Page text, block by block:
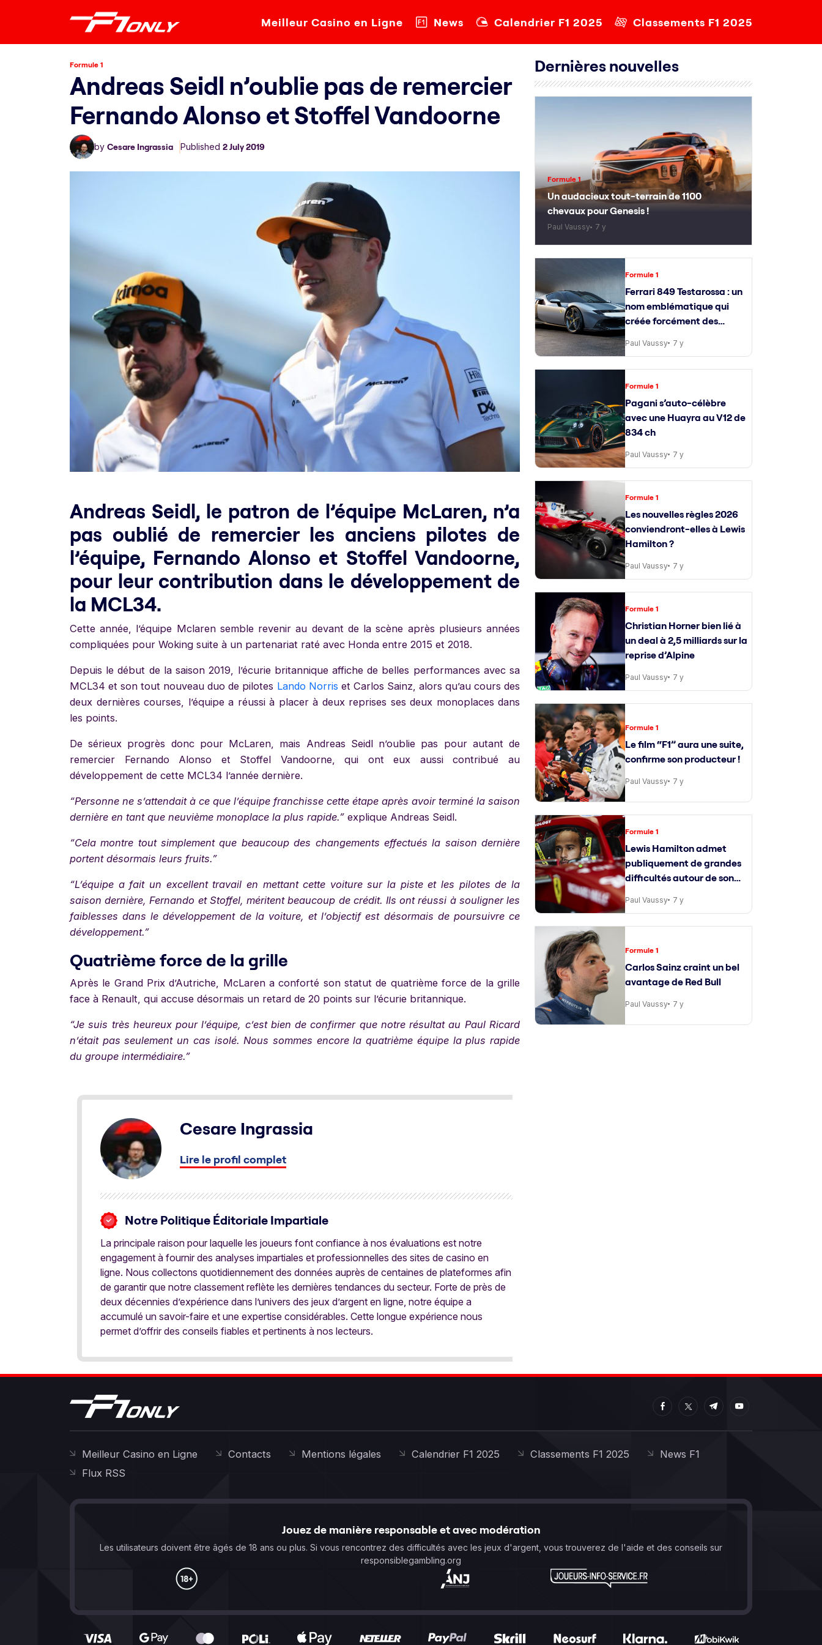
Meilleur Casino en Ligne News Calendrier F1 2025 Classements F1 2025
Formule 1
Andreas Seidl n’oublie pas de remercier
Fernando Alonso et Stoffel Vandoorne
by Cesare Ingrassia Published 2 July 2019
Andreas Seidl, le patron de l’équipe McLaren, n’a
pas oublié de remercier les anciens pilotes de
l’équipe, Fernando Alonso et Stoffel Vandoorne,
pour leur contribution dans le développement de
la MCL34.
Cette année, l’équipe Mclaren semble revenir au devant de la scène après plusieurs années
compliquées pour Woking suite à un partenariat raté avec Honda entre 2015 et 2018.
Depuis le début de la saison 2019, l’écurie britannique affiche de belles performances avec sa
MCL34 et son tout nouveau duo de pilotes Lando Norris et Carlos Sainz, alors qu’au cours des
deux dernières courses, l’équipe a réussi à placer à deux reprises ses deux monoplaces dans
les points.
De sérieux progrès donc pour McLaren, mais Andreas Seidl n’oublie pas pour autant de
remercier Fernando Alonso et Stoffel Vandoorne, qui ont eux aussi contribué au
développement de cette MCL34 l’année dernière.
“Personne ne s’attendait à ce que l’équipe franchisse cette étape après avoir terminé la saison
dernière en tant que neuvième monoplace la plus rapide.” explique Andreas Seidl.
“Cela montre tout simplement que beaucoup des changements effectués la saison dernière
portent désormais leurs fruits.”
“L’équipe a fait un excellent travail en mettant cette voiture sur la piste et les pilotes de la
saison dernière, Fernando et Stoffel, méritent beaucoup de crédit. Ils ont réussi à souligner les
faiblesses dans le développement de la voiture, et l’objectif est désormais de poursuivre ce
développement.”
Quatrième force de la grille
Après le Grand Prix d’Autriche, McLaren a conforté son statut de quatrième force de la grille
face à Renault, qui accuse désormais un retard de 20 points sur l’écurie britannique.
“Je suis très heureux pour l’équipe, c’est bien de confirmer que notre résultat au Paul Ricard
n’était pas seulement un cas isolé. Nous sommes encore la quatrième équipe la plus rapide
du groupe intermédiaire.”
Cesare Ingrassia
Lire le profil complet
Notre Politique Éditoriale Impartiale
La principale raison pour laquelle les joueurs font confiance à nos évaluations est notre
engagement à fournir des analyses impartiales et professionnelles des sites de casino en
ligne. Nous collectons quotidiennement des données auprès de centaines de plateformes afin
de garantir que notre classement reflète les dernières tendances du secteur. Forte de près de
deux décennies d’expérience dans l’univers des jeux d’argent en ligne, notre équipe a
accumulé un savoir-faire et une expertise considérables. Cette longue expérience nous
permet d’offrir des conseils fiables et pertinents à nos lecteurs.
Dernières nouvelles
Formule 1
Un audacieux tout-terrain de 1100
chevaux pour Genesis !
Paul Vaussy 7 y
Formule 1
Ferrari 849 Testarossa : un
nom emblématique qui
créée forcément des
attentes
Paul Vaussy 7 y
Formule 1
Pagani s’auto-célèbre
avec une Huayra au V12 de
834 ch
Paul Vaussy 7 y
Formule 1
Les nouvelles règles 2026
conviendront-elles à Lewis
Hamilton ?
Paul Vaussy 7 y
Formule 1
Christian Horner bien lié à
un deal à 2,5 milliards sur la
reprise d’Alpine
Paul Vaussy 7 y
Formule 1
Le film “F1” aura une suite,
confirme son producteur !
Paul Vaussy 7 y
Formule 1
Lewis Hamilton admet
publiquement de grandes
difficultés autour de son
ingénieur de course
Paul Vaussy 7 y
Formule 1
Carlos Sainz craint un bel
avantage de Red Bull
Paul Vaussy 7 y
Meilleur Casino en Ligne Contacts Mentions légales Calendrier F1 2025 Classements F1 2025
News F1
Flux RSS
Jouez de manière responsable et avec modération
Les utilisateurs doivent être âgés de 18 ans ou plus. Si vous rencontrez des difficultés avec les jeux d'argent, vous trouverez de l'aide et des conseils sur
responsiblegambling.org